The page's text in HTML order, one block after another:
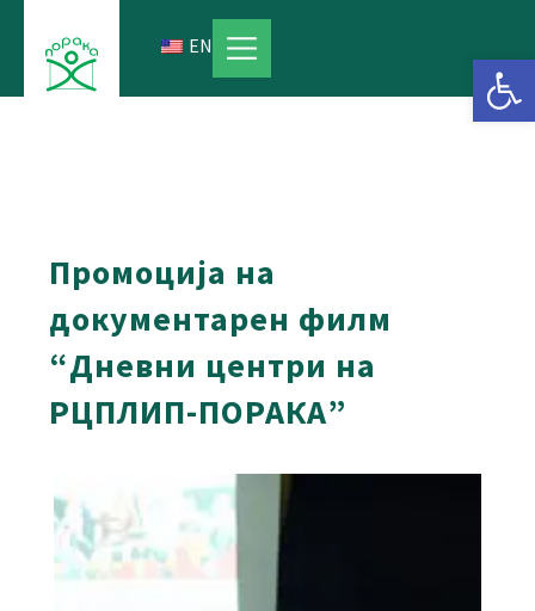
content
EN
Промоција на
документарен филм
“Дневни центри на
РЦПЛИП-ПОРАКА”